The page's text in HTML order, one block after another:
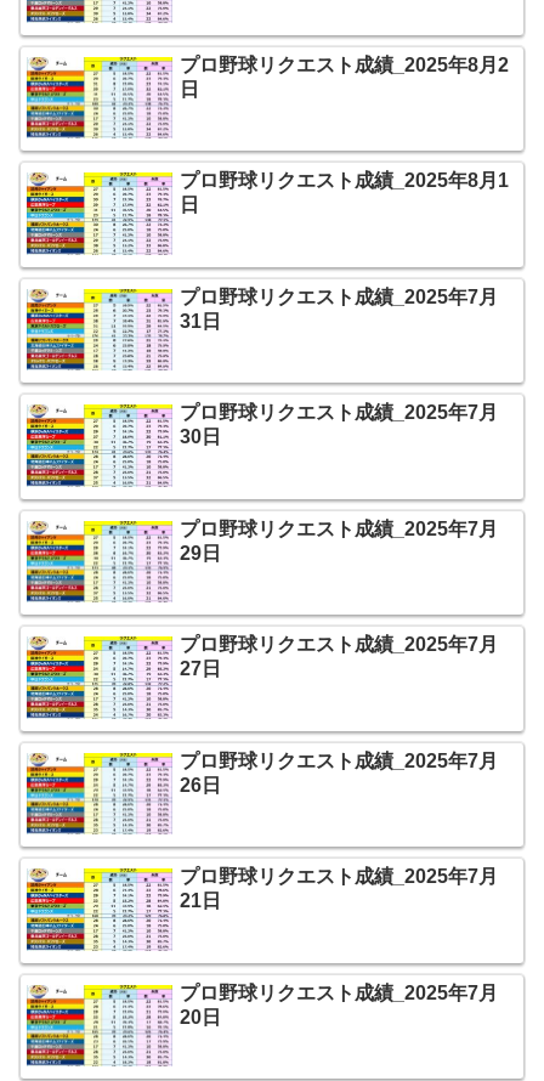
プロ野球リクエスト成績_2025年8月2
日
プロ野球リクエスト成績_2025年8月1
日
プロ野球リクエスト成績_2025年7月
31日
プロ野球リクエスト成績_2025年7月
30日
プロ野球リクエスト成績_2025年7月
29日
プロ野球リクエスト成績_2025年7月
27日
プロ野球リクエスト成績_2025年7月
26日
プロ野球リクエスト成績_2025年7月
21日
プロ野球リクエスト成績_2025年7月
20日